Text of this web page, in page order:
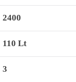
2400
110 Lt
3